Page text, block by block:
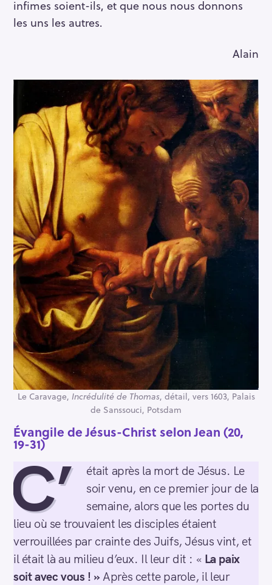
infimes soient-ils, et que nous nous donnons
les uns les autres.
Alain
Le Caravage, Incrédulité de Thomas, détail, vers 1603, Palais
de Sanssouci, Potsdam
Évangile de Jésus-Christ selon Jean (20,
19-31)
C’
était après la mort de Jésus. Le
soir venu, en ce premier jour de la
semaine, alors que les portes du
lieu où se trouvaient les disciples étaient
verrouillées par crainte des Juifs, Jésus vint, et
il était là au milieu d’eux. Il leur dit : « La paix
soit avec vous ! »Après cette parole, il leur